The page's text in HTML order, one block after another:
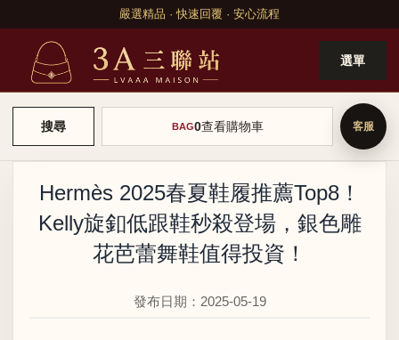
嚴選精品 · 快速回覆 · 安心流程
選單
搜尋 BAG0查看購物車
Hermès 2025春夏鞋履推薦Top8！
Kelly旋釦低跟鞋秒殺登場，銀色雕
花芭蕾舞鞋值得投資！
發布日期：2025-05-19